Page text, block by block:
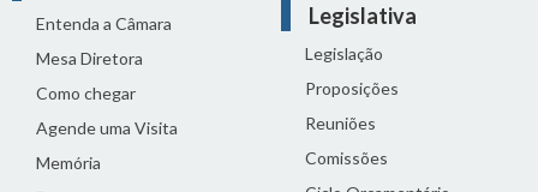
Entenda a Câmara
Mesa Diretora
Como chegar
Agende uma Visita
Memória
Legislativa
Legislação
Proposições
Reuniões
Comissões